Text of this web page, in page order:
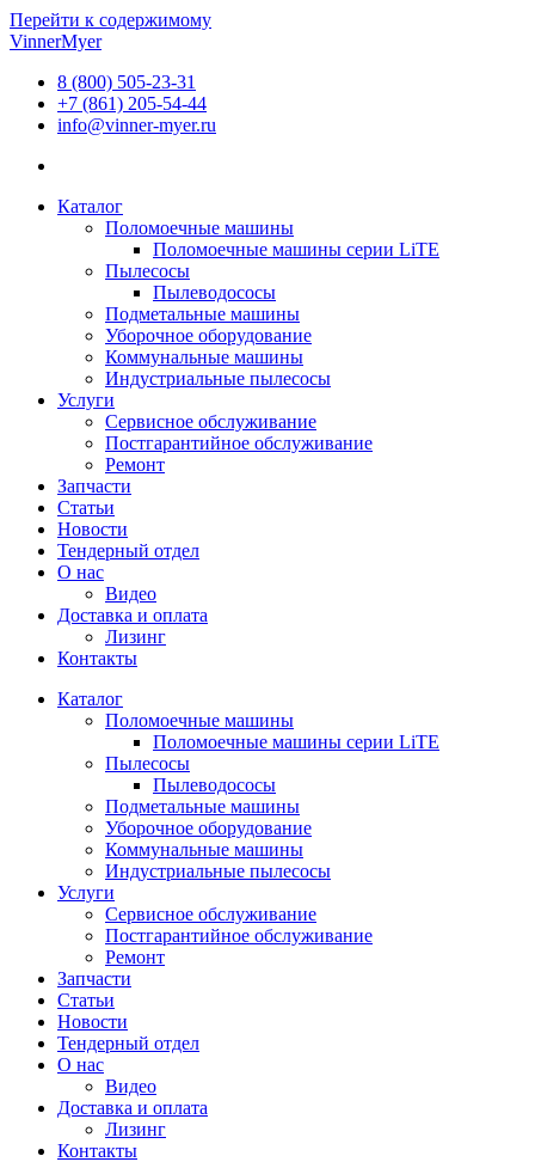
Перейти к содержимому
VinnerMyer
8 (800) 505-23-31
+7 (861) 205-54-44
info@vinner-myer.ru
Каталог
Поломоечные машины
Поломоечные машины серии LiTE
Пылесосы
Пылеводососы
Подметальные машины
Уборочное оборудование
Коммунальные машины
Индустриальные пылесосы
Услуги
Сервисное обслуживание
Постгарантийное обслуживание
Ремонт
Запчасти
Статьи
Новости
Тендерный отдел
О нас
Видео
Доставка и оплата
Лизинг
Контакты
Каталог
Поломоечные машины
Поломоечные машины серии LiTE
Пылесосы
Пылеводососы
Подметальные машины
Уборочное оборудование
Коммунальные машины
Индустриальные пылесосы
Услуги
Сервисное обслуживание
Постгарантийное обслуживание
Ремонт
Запчасти
Статьи
Новости
Тендерный отдел
О нас
Видео
Доставка и оплата
Лизинг
Контакты